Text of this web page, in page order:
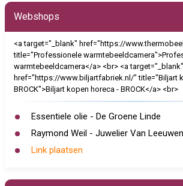
Webshops
<a target="_blank" href="https://
title="Professionele
warmtebeeldcamera</a> <br> <a target="_blank"
href="https://www.biljartfabriek.nl/" title="Biljart
BROCK">Biljart kopen horeca - BROCK</a> <br>
Essentiele olie - De Groene Linde
Raymond Weil - Juwelier Van Leeuwen
Link plaatsen